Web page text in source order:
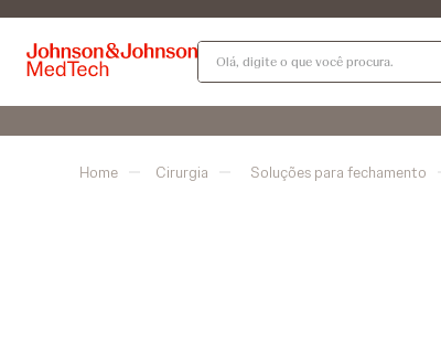
Olá, digite o que você procura.
Cirurgia Soluções para fechamento